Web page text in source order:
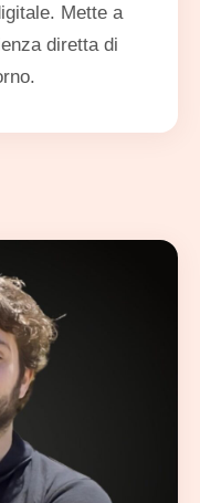
Mette a
diretta di